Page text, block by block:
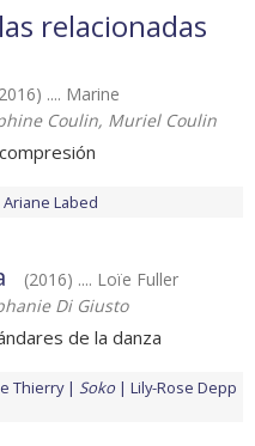
relacionadas
.... Marine
Coulin, Muriel Coulin
Ariane Labed
(2016) .... Loïe Fuller
Di Giusto
de la danza
Thierry Soko
Lily-Rose Depp